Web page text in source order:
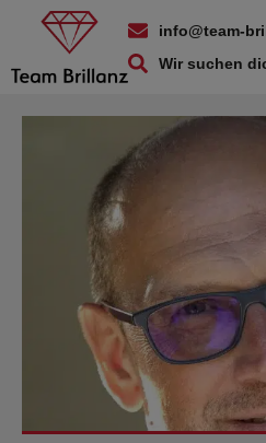
info@team-
Wir suchen